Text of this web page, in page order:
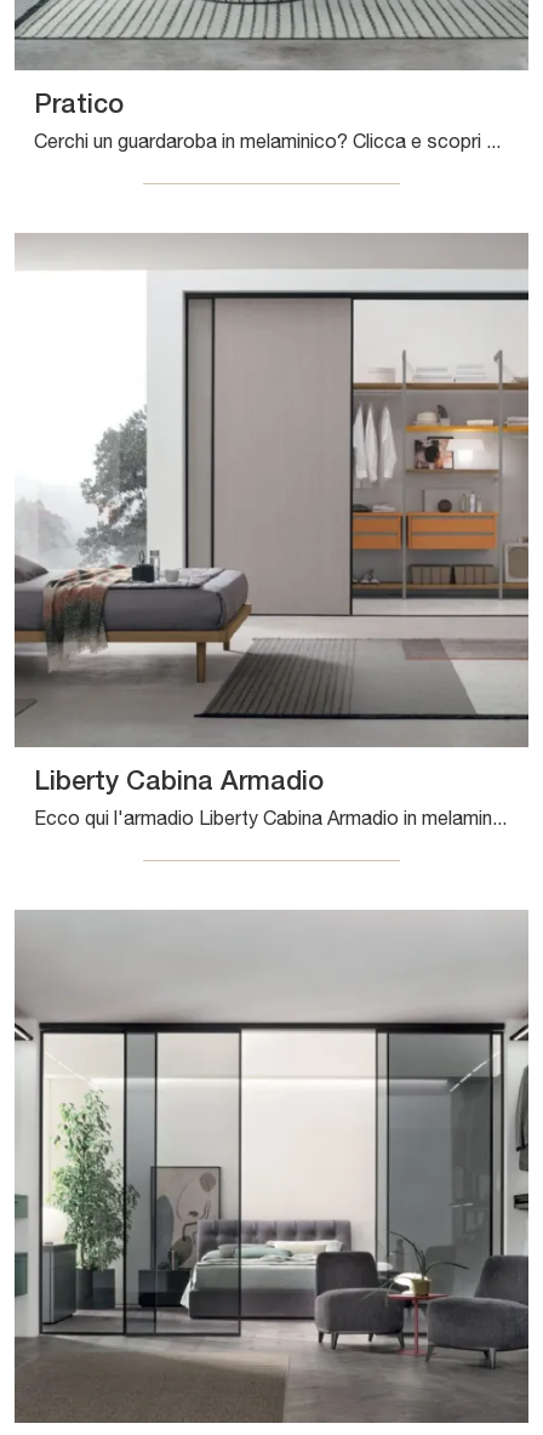
Pratico
Cerchi un guardaroba in melaminico? Clicca e scopri armadi cabine armadio con ante scorrevoli di Tomasella.
Liberty Cabina Armadio